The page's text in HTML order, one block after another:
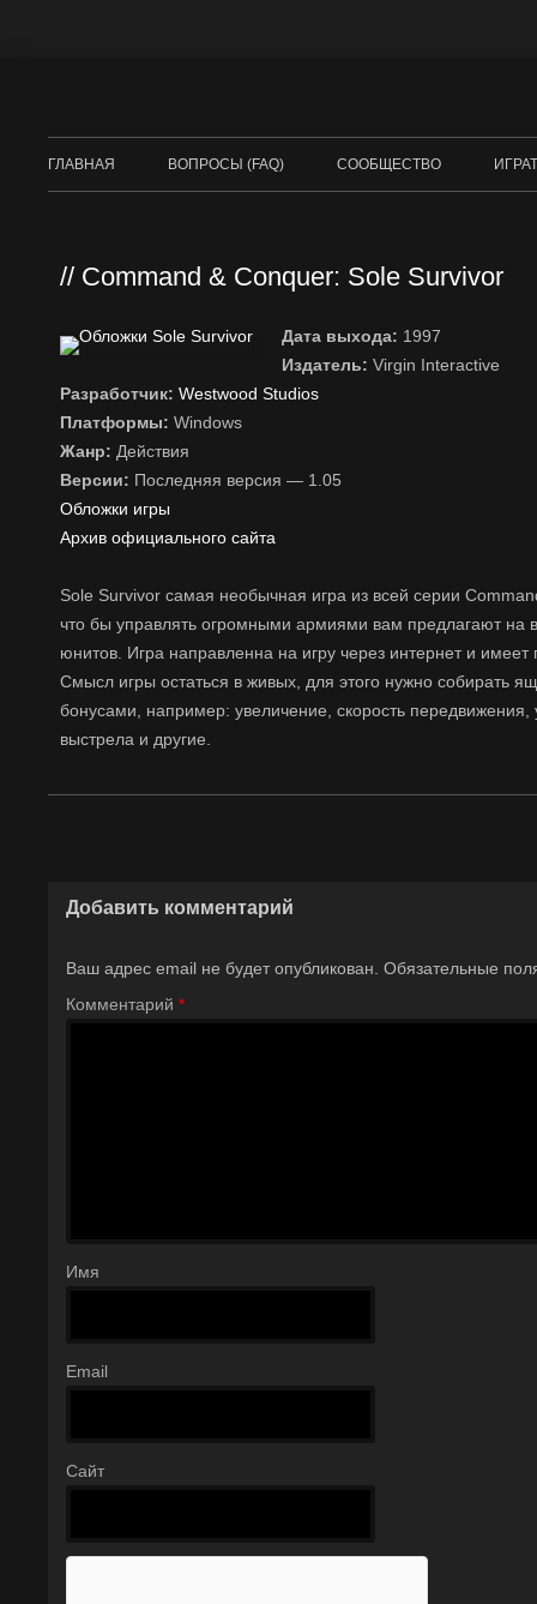
ГЛАВНАЯ ВОПРОСЫ (FAQ) СООБЩЕСТВО
Command & Conquer: Sole Survivor
Дата выхода: 1997
Издатель: Virgin Interactive
Разработчик: Westwood Studios
Платформы: Windows
Жанр: Действия
Версии: Последняя версия — 1.05
Обложки игры
Архив официального сайта
Sole Survivor самая необычная игра из всей серии
что бы управлять огромными армиями вам предлагают на
юнитов. Игра направленна на игру через интернет и имеет
Смысл игры остаться в живых, для этого нужно собирать
бонусами, например: увеличение, скорость
выстрела и другие.
Добавить комментарий
Ваш адрес email не будет опубликован. Обязательные
Комментарий *
Имя
Email
Сайт